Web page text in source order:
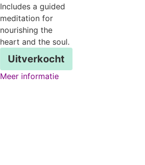
Includes a guided
meditation for
nourishing the
heart and the soul.
Uitverkocht
Meer informatie